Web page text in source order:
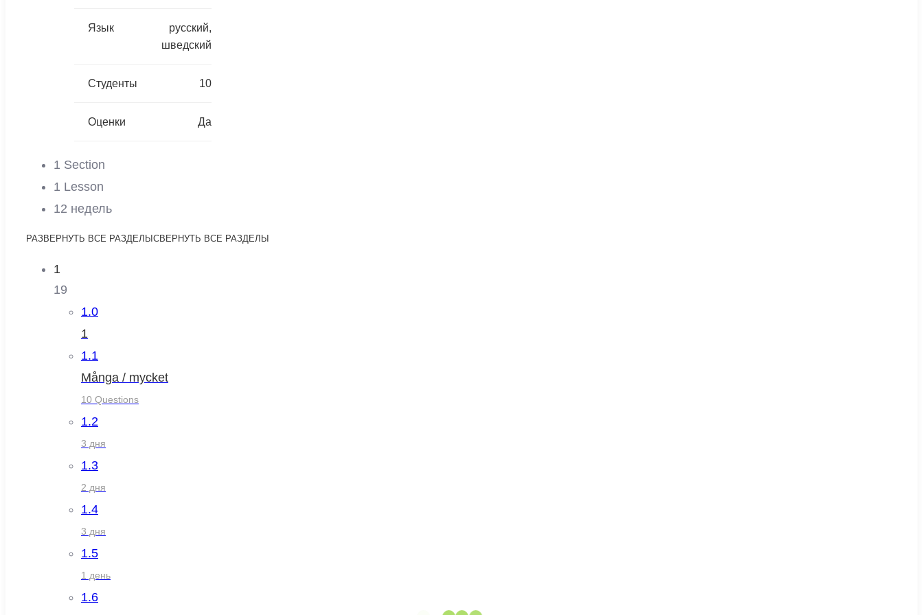
Язык
русский,
шведский
Студенты 10
Оценки Да
1 Section
1 Lesson
12 недель
РАЗВЕРНУТЬ ВСЕ РАЗДЕЛЫ СВЕРНУТЬ ВСЕ РАЗДЕЛЫ
1
19
1.0
1
1.1
Många / mycket
10 Questions
1.2
3 дня
1.3
2 дня
1.4
3 дня
1.5
1 день
1.6